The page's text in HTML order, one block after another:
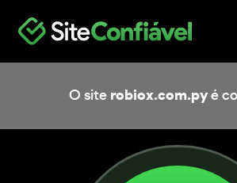
O site robiox.com.pyé